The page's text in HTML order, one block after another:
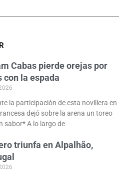
Cabas pierde orejas por
con la espada
la participación de esta novillera en
dejó sobre la arena un toreo
sabor* A lo largo de
triunfa en Alpalhão,